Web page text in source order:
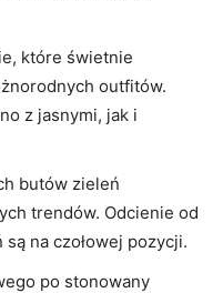
które świetnie
outfitów.
z jasnymi, jak i
butów zieleń
trendów. Odcienie od
na czołowej pozycji.
po stonowany